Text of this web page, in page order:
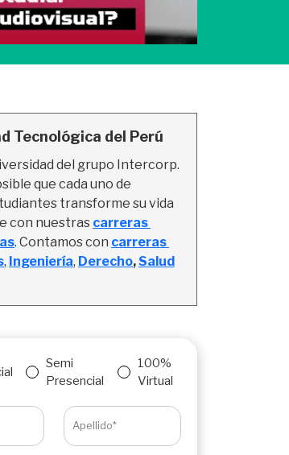
Tecnológica del Perú
del grupo Intercorp.
que cada uno de
transforme su vida
con nuestras carreras
. Contamos con carreras
, Ingeniería, Derecho, Salud
Semi
Presencial
100%
Virtual
Apellido*